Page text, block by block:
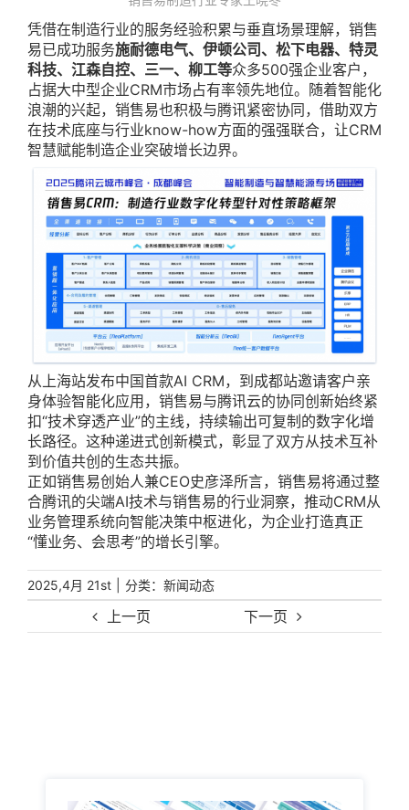
上一页 下一页
凭借在制造行业的服务经验积累与垂直场景理解，销售
易已成功服务施耐德电气、伊顿公司、松下电器、特灵
科技、江森自控、三一、柳工等众多500强企业客户，
占据大中型企业CRM市场占有率领先地位。随着智能化
浪潮的兴起，销售易也积极与腾讯紧密协同，借助双方
在技术底座与行业know-how方面的强强联合，让CRM
智慧赋能制造企业突破增长边界。
从上海站发布中国首款AI CRM，到成都站邀请客户亲
身体验智能化应用，销售易与腾讯云的协同创新始终紧
扣“技术穿透产业”的主线，持续输出可复制的数字化增
长路径。这种递进式创新模式，彰显了双方从技术互补
到价值共创的生态共振。
正如销售易创始人兼CEO史彦泽所言，销售易将通过整
合腾讯的尖端AI技术与销售易的行业洞察，推动CRM从
业务管理系统向智能决策中枢进化，为企业打造真正
“懂业务、会思考”的增长引擎。
2025,4月 21st 分类： 新闻动态